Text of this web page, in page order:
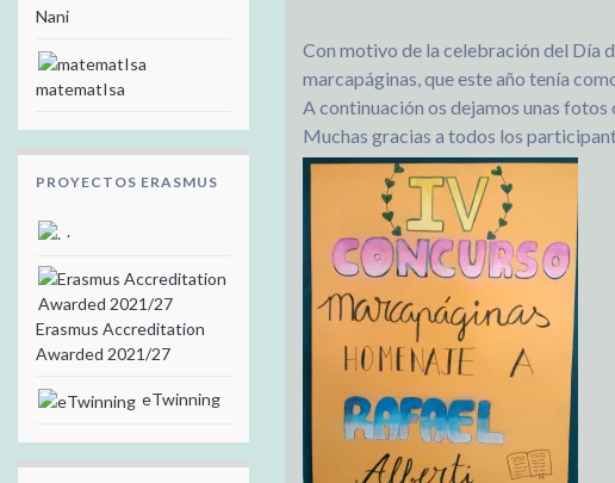
Con motivo de la celebración del Día
marcapáginas, que este año tenía
A continuación os dejamos unas
Muchas gracias a todos los
Nani
matematIsa
PROYECTOS ERASMUS
.
Erasmus Accreditation
Awarded 2021/27
eTwinning